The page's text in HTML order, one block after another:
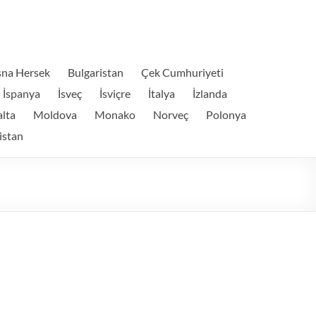
Hersek Bulgaristan
Çek Cumhuriyeti
İspanya
İsveç İsviçre İtalya
İzlanda
Moldova Monako Norveç
Polonya